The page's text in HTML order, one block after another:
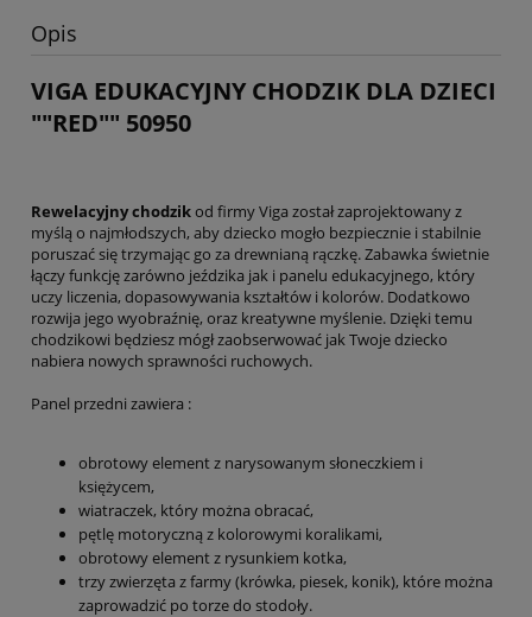
Opis
VIGA EDUKACYJNY CHODZIK DLA DZIECI
""RED"" 50950
Rewelacyjny chodzikod firmy Viga został zaprojektowany z
myślą o najmłodszych, aby dziecko mogło bezpiecznie i stabilnie
poruszać się trzymając go za drewnianą rączkę. Zabawka świetnie
łączy funkcję zarówno jeździka jak i panelu edukacyjnego, który
uczy liczenia, dopasowywania kształtów i kolorów. Dodatkowo
rozwija jego wyobraźnię, oraz kreatywne myślenie. Dzięki temu
chodzikowi będziesz mógł zaobserwować jak Twoje dziecko
nabiera nowych sprawności ruchowych.
Panel przedni zawiera :
obrotowy element z narysowanym słoneczkiem i
księżycem,
wiatraczek, który można obracać,
pętlę motoryczną z kolorowymi koralikami,
obrotowy element z rysunkiem kotka,
trzy zwierzęta z farmy (krówka, piesek, konik), które można
zaprowadzić po torze do stodoły.